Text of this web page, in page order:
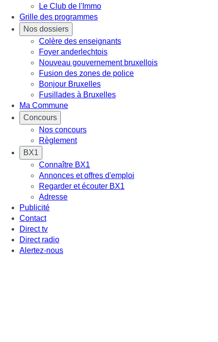
Le Club de l'Immo
Grille des programmes
Nos dossiers
Colère des enseignants
Foyer anderlechtois
Nouveau gouvernement bruxellois
Fusion des zones de police
Bonjour Bruxelles
Fusillades à Bruxelles
Ma Commune
Concours
Nos concours
Règlement
BX1
Connaître BX1
Annonces et offres d'emploi
Regarder et écouter BX1
Adresse
Publicité
Contact
Direct tv
Direct radio
Alertez-nous